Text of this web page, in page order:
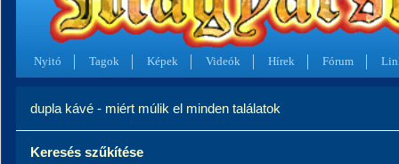
Nyitó Tagok Képek Videók Hírek Fórum
dupla kávé - miért múlik el minden találatok
Keresés szűkítése